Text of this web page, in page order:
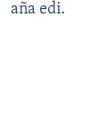
aña edi.